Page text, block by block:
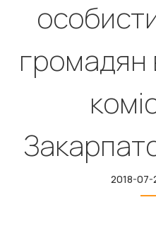
громадян
2018-07-